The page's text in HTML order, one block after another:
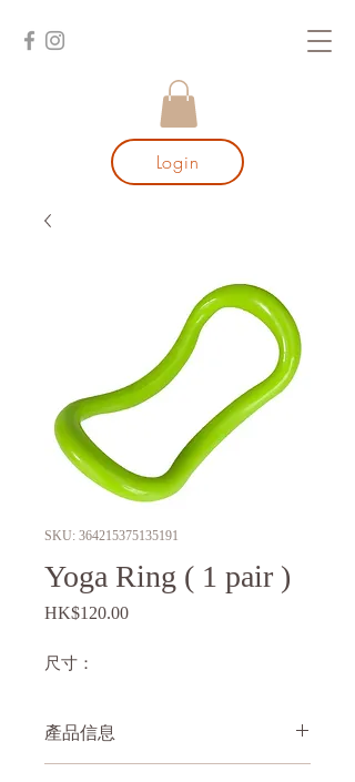
Login
SKU: 364215375135191
Yoga Ring ( 1 pair )
HK$120.00Price
尺寸：
產品信息